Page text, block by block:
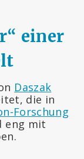
einer
Daszak
die in
Forschung
eng mit